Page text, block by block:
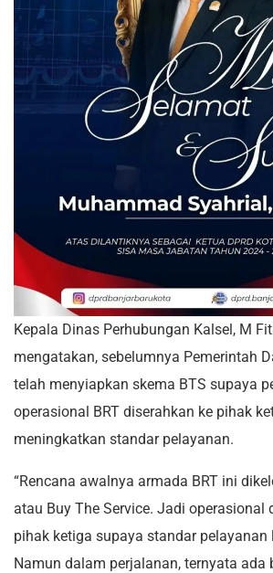
Kepala Dinas Perhubungan Kalsel, M
mengatakan, sebelumnya Pemerintah
telah menyiapkan skema BTS supaya
operasional BRT diserahkan ke pihak
meningkatkan standar pelayanan.
“Rencana awalnya armada BRT ini
atau Buy The Service. Jadi operasional
pihak ketiga supaya standar pelayanan
Namun dalam perjalanan, ternyata ada